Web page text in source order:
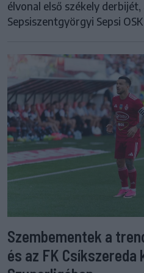
élvonal első székely derbijét,
Sepsiszentgyörgyi Sepsi
Szembementek a
és az FK Csíkszereda